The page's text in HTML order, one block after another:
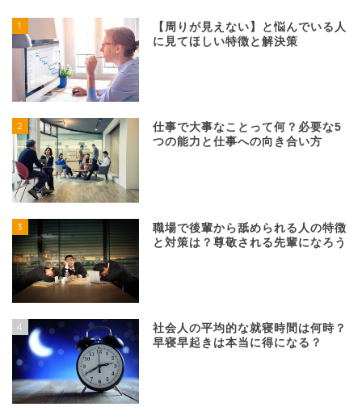
1
【周りが見えない】と悩んでいる人
に見てほしい特徴と解決策
2
仕事で大事なことって何？必要な5
つの能力と仕事への向き合い方
3
職場で後輩から舐められる人の特徴
と対策は？尊敬される先輩になろう
4
社会人の平均的な就寝時間は何時？
早寝早起きは本当に得になる？